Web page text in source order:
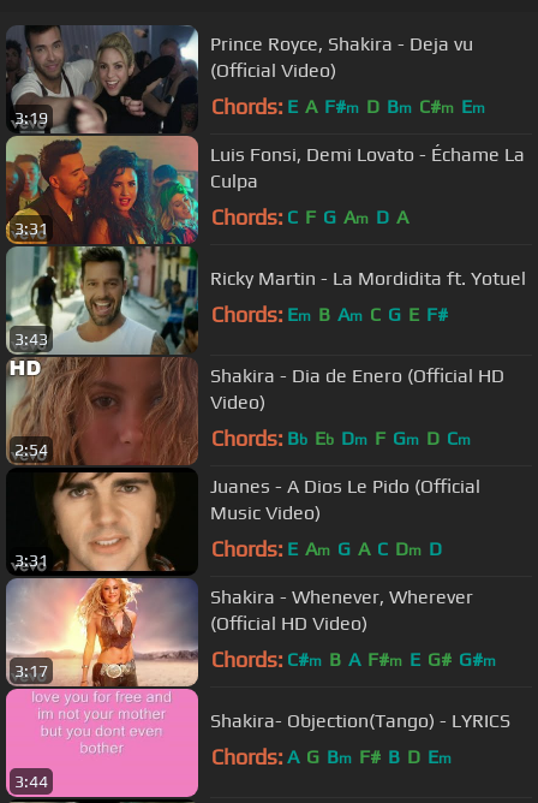
3:19
Prince Royce, Shakira - Deja vu
(Official Video)
Chords: E A F#m D Bm C#m Em
3:31
Luis Fonsi, Demi Lovato - Échame La
Culpa
Chords: C F G Am D A
3:43
Ricky Martin - La Mordidita ft. Yotuel
Chords: Em B Am C G E F#
2:54
Shakira - Dia de Enero (Official HD
Video)
Chords: Bb Eb Dm F Gm D Cm
3:31
Juanes - A Dios Le Pido (Official
Music Video)
Chords: E Am G A C Dm D
3:17
Shakira - Whenever, Wherever
(Official HD Video)
Chords: C#m B A F#m E G# G#m
3:44
Shakira- Objection(Tango) - LYRICS
Chords: A G Bm F# B D Em